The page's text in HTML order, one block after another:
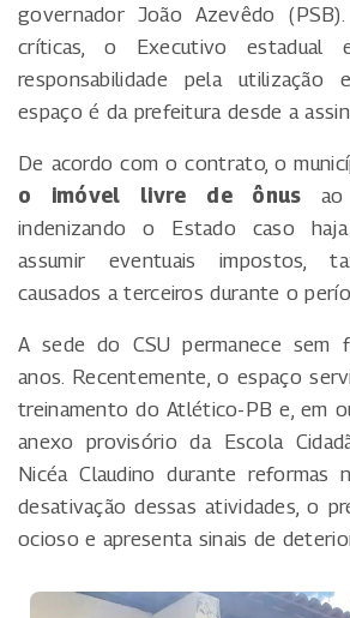
governador João Azevêdo
críticas, o Executivo estadual
responsabilidade pela utilização
espaço é da prefeitura desde a
De acordo com o contrato, o
o imóvel livre de ônus ao
indenizando o Estado caso
assumir eventuais impostos,
causados a terceiros durante o
A sede do CSU permanece sem
anos. Recentemente, o espaço
treinamento do Atlético-PB e, em
anexo provisório da Escola
Nicéa Claudino durante reformas
desativação dessas atividades, o
ocioso e apresenta sinais de